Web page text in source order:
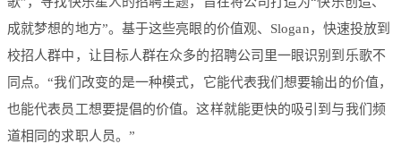
成就梦想的地方”。基于这些亮眼的价值观、Slogan，快速投放到
校招人群中，让目标人群在众多的招聘公司里一眼识别到乐歌不
同点。“我们改变的是一种模式，它能代表我们想要输出的价值，
也能代表员工想要提倡的价值。这样就能更快的吸引到与我们频
道相同的求职人员。”